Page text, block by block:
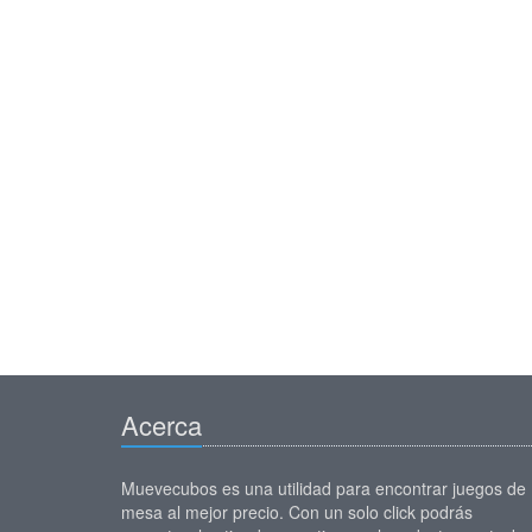
Acerca
Muevecubos es una utilidad para encontrar juegos de
mesa al mejor precio. Con un solo click podrás